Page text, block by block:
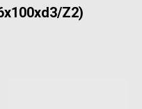
Z2)